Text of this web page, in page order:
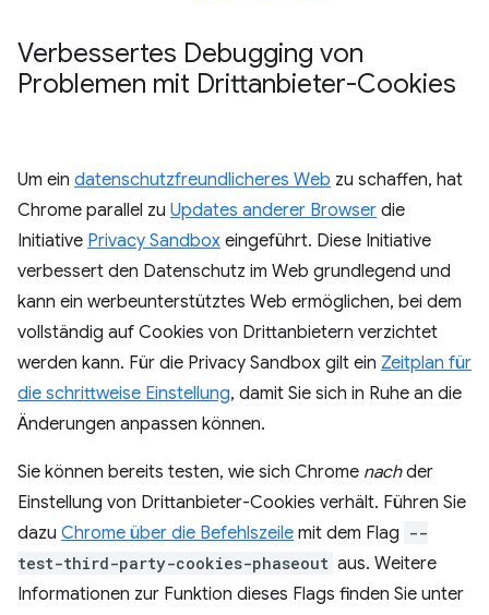
Verbessertes Debugging von
Problemen mit Drittanbieter-Cookies
Um ein datenschutzfreundlicheres Web zu schaffen, hat
Chrome parallel zu Updates anderer Browser die
Initiative Privacy Sandbox eingeführt. Diese Initiative
verbessert den Datenschutz im Web grundlegend und
kann ein werbeunterstütztes Web ermöglichen, bei dem
vollständig auf Cookies von Drittanbietern verzichtet
werden kann. Für die Privacy Sandbox gilt ein Zeitplan für
die schrittweise Einstellung, damit Sie sich in Ruhe an die
Änderungen anpassen können.
Sie können bereits testen, wie sich Chrome nachder
Einstellung von Drittanbieter-Cookies verhält. Führen Sie
dazu Chrome über die Befehlszeile mit dem Flag --
test-third-party-cookies-phaseout aus. Weitere
Informationen zur Funktion dieses Flags finden Sie unter